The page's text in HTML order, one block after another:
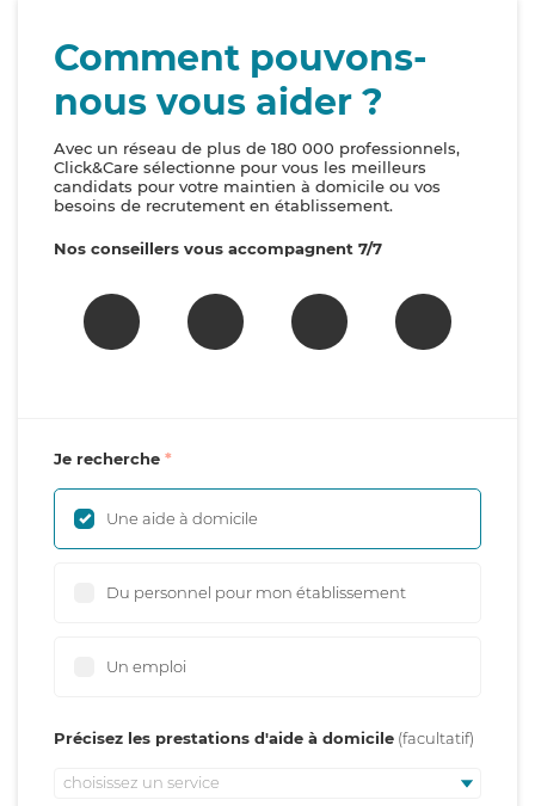
Comment pouvons-
nous vous aider ?
Avec un réseau de plus de 180 000 professionnels,
Click&Care sélectionne pour vous les meilleurs
candidats pour votre maintien à domicile ou vos
besoins de recrutement en établissement.
Nos conseillers vous accompagnent 7/7
Je recherche
Une aide à domicile
Du personnel pour mon établissement
Un emploi
Précisez les prestations d'aide à domicile
choisissez un service